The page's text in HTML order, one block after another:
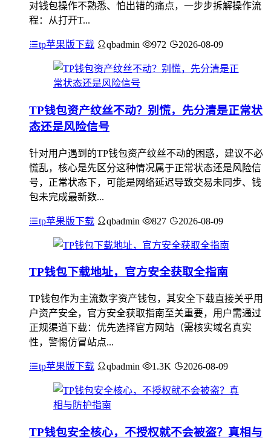
对钱包操作不熟悉、怕出错的痛点，一步步拆解操作流
程：从打开T...
tp苹果版下载 qbadmin 972 2026-08-09
TP钱包资产纹丝不动？别慌，先分清是正常状
态还是风险信号
针对用户遇到的TP钱包资产纹丝不动的困惑，建议不必
慌乱，核心是先区分这种情况属于正常状态还是风险信
号，正常状态下，可能是网络延迟导致交易未同步、钱
包未完成最新数...
tp苹果版下载 qbadmin 827 2026-08-09
TP钱包下载地址，官方安全获取全指南
TP钱包作为主流数字资产钱包，其安全下载直接关乎用
户资产安全，官方安全获取指南至关重要，用户需通过
正规渠道下载：优先选择官方网站（需核实域名真实
性，警惕仿冒站点...
tp苹果版下载 qbadmin 1.3K 2026-08-09
TP钱包安全核心，不授权就不会被盗？真相与